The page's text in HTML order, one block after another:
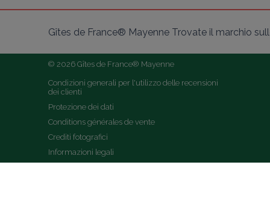
Gîtes de France® Mayenne Trovate il marchio
© 2026 Gîtes de France® Mayenne
Condizioni generali per l'utilizzo delle recensioni
dei clienti
Protezione dei dati
Conditions générales de vente
Crediti fotografici
Informazioni legali